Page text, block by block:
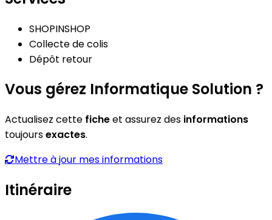
SHOPINSHOP
Collecte de colis
Dépôt retour
Vous gérez Informatique Solution ?
Actualisez cette ficheet assurez des informations
toujoursexactes.
Mettre à jour mes informations
Itinéraire